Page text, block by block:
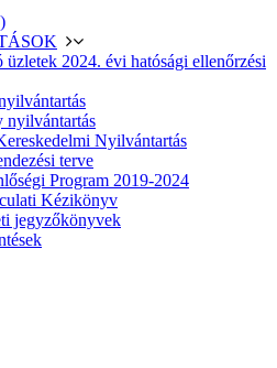
üzletek 2024. évi hatósági ellenőrzési
nyilvántartás
Nyilvántartás
terve
Program 2019-2024
Kézikönyv
jegyzőkönyvek